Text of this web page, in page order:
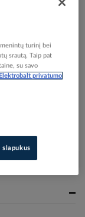
iki 16:00, o kitas
darbo dieną,
reikia pateikti
ROUND
turinį bei
srautą. Taip pat
su savo
Elektrobalt privatumo
slapukus